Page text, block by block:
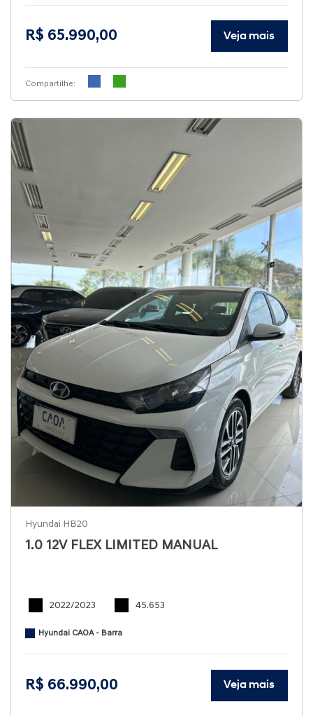
R$ 65.990,00 Veja mais
Compartilhe:
Hyundai HB20
1.0 12V FLEX LIMITED MANUAL
2022/2023 45.653
Hyundai CAOA - Barra
R$ 66.990,00 Veja mais